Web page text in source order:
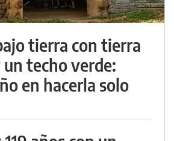
tierra con tierra
techo verde:
en hacerla solo